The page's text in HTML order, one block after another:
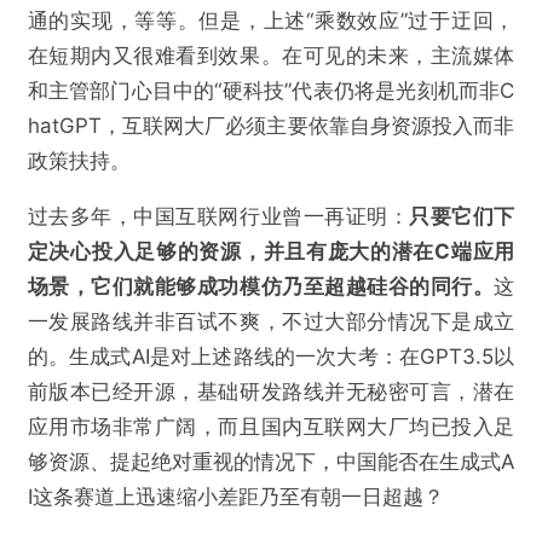
通的实现，等等。但是，上述“乘数效应”过于迂回，
在短期内又很难看到效果。在可见的未来，主流媒体
和主管部门心目中的“硬科技”代表仍将是光刻机而非C
hatGPT，互联网大厂必须主要依靠自身资源投入而非
政策扶持。
过去多年，中国互联网行业曾一再证明： 只要它们下
定决心投入足够的资源，并且有庞大的潜在C端应用
场景，它们就能够成功模仿乃至超越硅谷的同行。这
一发展路线并非百试不爽，不过大部分情况下是成立
的。生成式AI是对上述路线的一次大考：在GPT3.5以
前版本已经开源，基础研发路线并无秘密可言，潜在
应用市场非常广阔，而且国内互联网大厂均已投入足
够资源、提起绝对重视的情况下，中国能否在生成式A
I这条赛道上迅速缩小差距乃至有朝一日超越？